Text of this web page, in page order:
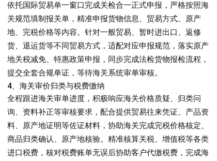
依托国际贸易单一窗口完成关检合一正式申报，严格按照海
关规范填制报关单，精准申报货物信息、贸易方式、原产
地、完税价格等内容。针对一般贸易、暂时进出口、返修
货、退运货等不同贸易方式，适配对应申报规范，落实原产
地关税减免、特惠政策申报，同步完成法检货物报检流程，
提交全套合规单证，等待海关系统审单审核。
4、海关审价归类与税费缴纳
全程跟进海关审单进度，积极响应海关价格质疑、归类问
询、资料补正等审核要求，配合提供贸易往来凭证、产品资
料、原产地证明等佐证材料，协助海关完成完税价格核定、
商品归类确认、原产地核验。精准核算关税、增值税等各类
进口税费，核对税费账单无误后协助客户代缴税费，完成海